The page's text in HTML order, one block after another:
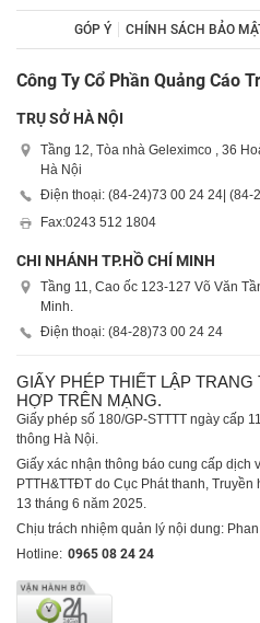
GÓP Ý CHÍNH SÁCH BẢO
Công Ty Cổ Phần Quảng Cáo
TRỤ SỞ HÀ NỘI
Tầng 12, Tòa nhà Geleximco , 36
Hà Nội
Điện thoại: (84-24)73 00 24 24 | (84-
Fax:0243 512 1804
CHI NHÁNH TP.HỒ CHÍ MINH
Tầng 11, Cao ốc 123-127 Võ Văn
Minh.
Điện thoại: (84-28)73 00 24 24
GIẤY PHÉP THIẾT LẬP
HỢP TRÊN MẠNG.
Giấy phép số 180/GP-STTTT ngày cấp
thông Hà Nội.
Giấy xác nhận thông báo cung cấp dịch
PTTH&TTĐT do Cục Phát thanh,
13 tháng 6 năm 2025.
Chịu trách nhiệm quản lý nội dung:
Hotline: 0965 08 24 24